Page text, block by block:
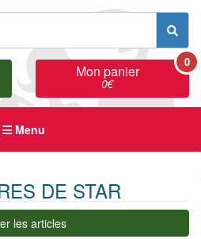
Mon panier
0€
0
Menu
DE STAR
les articles